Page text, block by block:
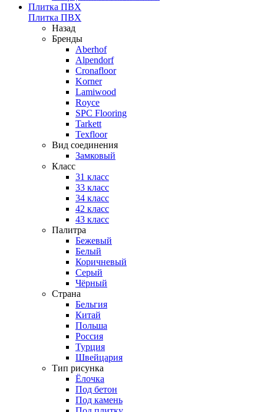
Плитка ПВХ
Плитка ПВХ
Назад
Бренды
Aberhof
Alpendorf
Cronafloor
Korner
Lamiwood
Royce
SPC Flooring
Tarkett
Texfloor
Вид соединения
Замковый
Класс
31 класс
33 класс
34 класс
42 класс
43 класс
Палитра
Бежевый
Белый
Коричневый
Серый
Чёрный
Страна
Бельгия
Китай
Польша
Россия
Турция
Швейцария
Тип рисунка
Ёлочка
Под бетон
Под камень